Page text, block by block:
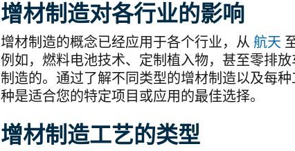
增材制造对各行业的影响
增材制造的概念已经应用于各个行业，从 航天
例如，燃料电池技术、定制植入物，甚至零排
制造的。通过了解不同类型的增材制造以及每
种是适合您的特定项目或应用的最佳选择。
增材制造工艺的类型